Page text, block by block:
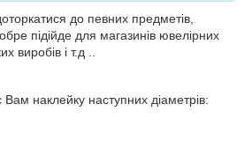
до певних предметів,
підійде для магазинів ювелірних
виробів і т.д ..
Вам наклейку наступних діаметрів: